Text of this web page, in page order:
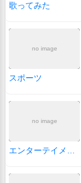
歌ってみた
no image
スポーツ
no image